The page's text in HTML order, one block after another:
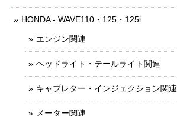
HONDA - WAVE110・125・125i
エンジン関連
ヘッドライト・テールライト関連
キャブレター・インジェクション関連
メーター関連